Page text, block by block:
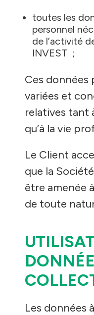
toutes les
personnel
de l’activité
INVEST ;
Ces
variées et
relatives tant
qu’à la vie
Le Client
que la
être amenée
de toute
Les données